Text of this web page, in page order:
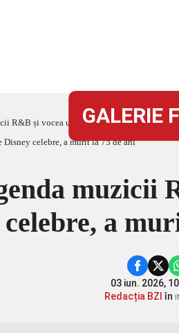
R&B și vocea unor filme Disney celebre, a
GALERIE
muzicii
celebre, a
03 iun. 2026,
Redacția BZI în